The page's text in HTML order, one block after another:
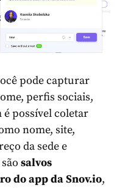
pode capturar
perfis sociais,
é possível coletar
nome, site,
da sede e
salvos
do app da Snov.io,